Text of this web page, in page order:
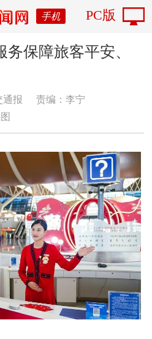
手机 PC版
务保障旅客平安、
通报
责编：李宁